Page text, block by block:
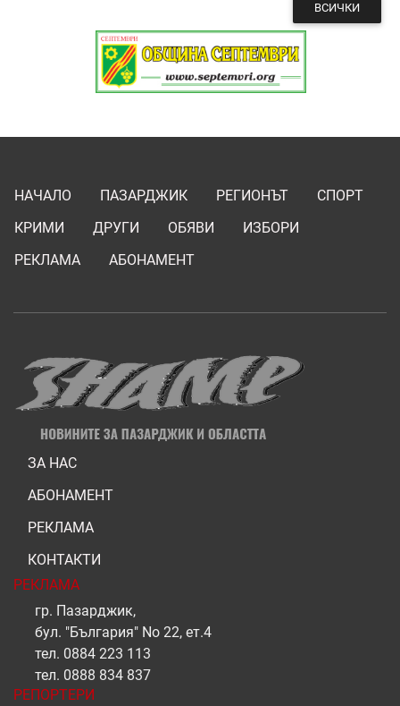
ВСИЧКИ
НАЧАЛО ПАЗАРДЖИК РЕГИОНЪТ
СПОРТ
КРИМИ
ДРУГИ ОБЯВИ
ИЗБОРИ
РЕКЛАМА
АБОНАМЕНТ
ЗА НАС
АБОНАМЕНТ
РЕКЛАМА
КОНТАКТИ
РЕКЛАМА
гр. Пазарджик,
бул. "България" No 22, ет.4
тел. 0884 223 113
тел. 0888 834 837
РЕПОРТЕРИ